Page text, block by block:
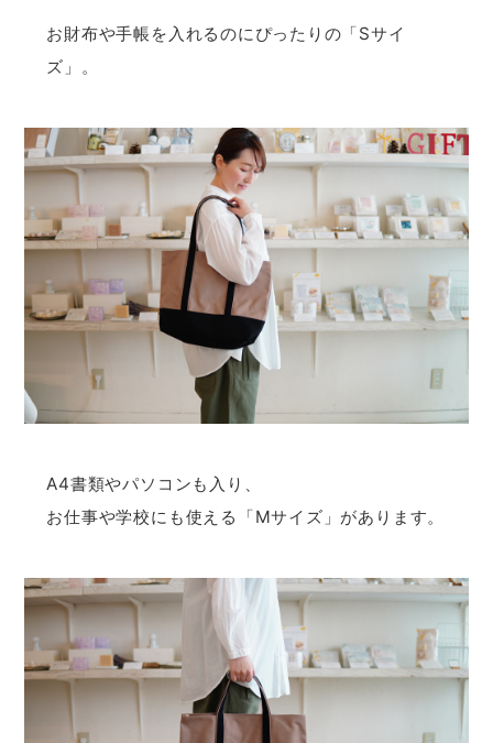
お財布や手帳を入れるのにぴったりの「Sサイ
ズ」。
A4書類やパソコンも入り、
お仕事や学校にも使える「Mサイズ」があります。